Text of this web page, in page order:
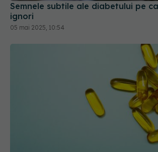
Semnele subtile ale diabetului pe
ignori
05 mai 2025, 10:54